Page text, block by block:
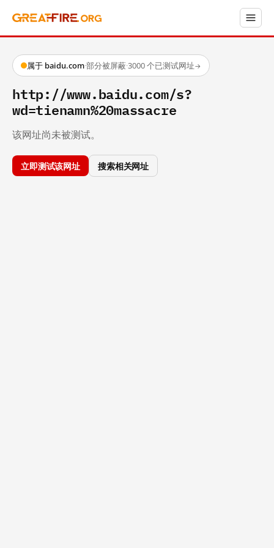
属于 baidu.com·部分被屏蔽·3000 个已测试网址→
http://www.baidu.com/s?
wd=tienamn%20massacre
该网址尚未被测试。
立即测试该网址 搜索相关网址